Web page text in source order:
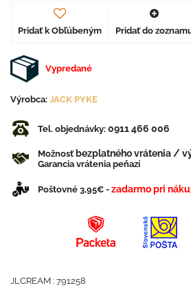
Pridať k Obľúbeným Pridať do
Vypredané
Výrobca: JACK PYKE
Tel. objednávky: 0911 466 006
Možnosťbezplatného vrátenia /
Garancia vrátenia peňazí
Poštovné 3,95€ - zadarmo pri
JLCREAM : 791258